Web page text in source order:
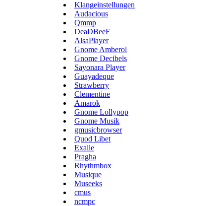
Klangeinstellungen
Audacious
Qmmp
DeaDBeeF
AlsaPlayer
Gnome Amberol
Gnome Decibels
Sayonara Player
Guayadeque
Strawberry
Clementine
Amarok
Gnome Lollypop
Gnome Musik
gmusicbrowser
Quod Libet
Exaile
Pragha
Rhythmbox
Musique
Museeks
cmus
ncmpc